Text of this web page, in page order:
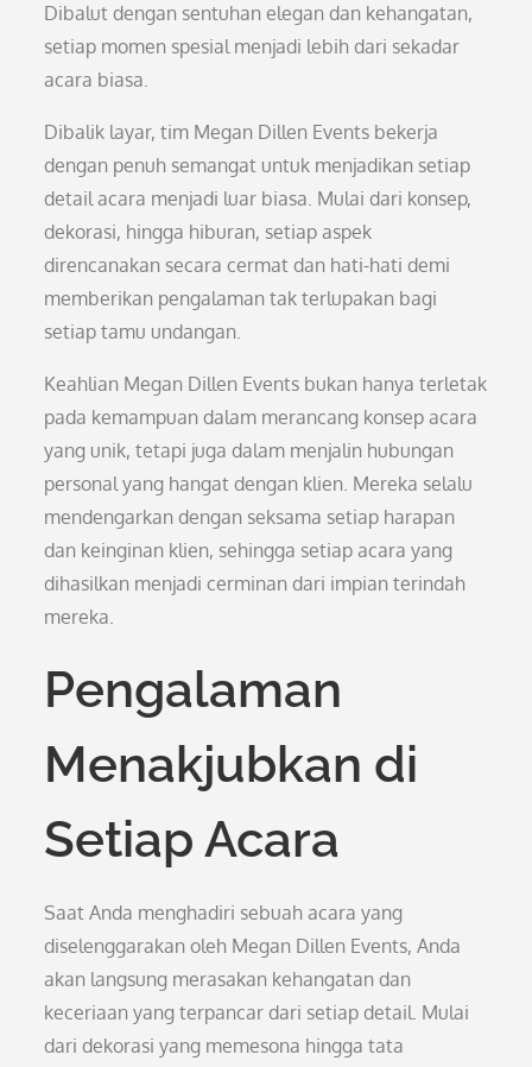
Dibalut dengan sentuhan elegan dan kehangatan,
setiap momen spesial menjadi lebih dari sekadar
acara biasa.
Dibalik layar, tim Megan Dillen Events bekerja
dengan penuh semangat untuk menjadikan setiap
detail acara menjadi luar biasa. Mulai dari konsep,
dekorasi, hingga hiburan, setiap aspek
direncanakan secara cermat dan hati-hati demi
memberikan pengalaman tak terlupakan bagi
setiap tamu undangan.
Keahlian Megan Dillen Events bukan hanya terletak
pada kemampuan dalam merancang konsep acara
yang unik, tetapi juga dalam menjalin hubungan
personal yang hangat dengan klien. Mereka selalu
mendengarkan dengan seksama setiap harapan
dan keinginan klien, sehingga setiap acara yang
dihasilkan menjadi cerminan dari impian terindah
mereka.
Pengalaman
Menakjubkan di
Setiap Acara
Saat Anda menghadiri sebuah acara yang
diselenggarakan oleh Megan Dillen Events, Anda
akan langsung merasakan kehangatan dan
keceriaan yang terpancar dari setiap detail. Mulai
dari dekorasi yang memesona hingga tata